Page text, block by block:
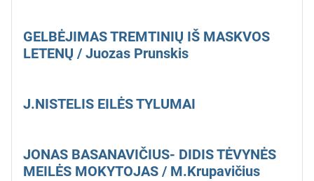
GELBĖJIMAS TREMTINIŲ IŠ MASKVOS
LETENŲ / Juozas Prunskis
J.NISTELIS EILĖS TYLUMAI
JONAS BASANAVIČIUS- DIDIS TĖVYNĖS
MEILĖS MOKYTOJAS / M.Krupavičius